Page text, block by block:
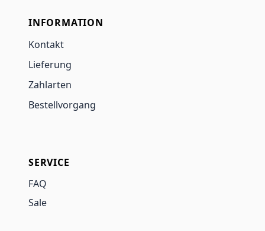
INFORMATION
Kontakt
Lieferung
Zahlarten
Bestellvorgang
SERVICE
FAQ
Sale